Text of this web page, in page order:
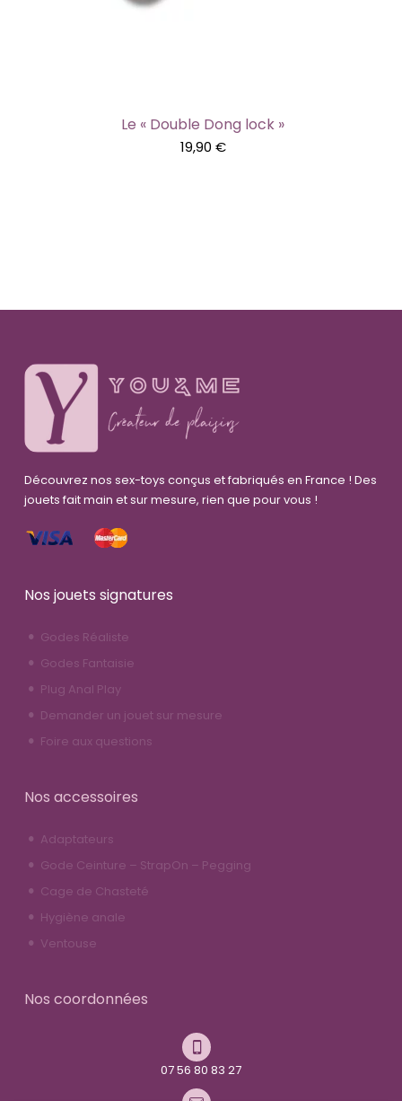
Le « Double Dong lock »
19,90 €
Découvrez nos sex-toys conçus et fabriqués en France ! Des
jouets fait main et sur mesure, rien que pour vous !
Nos jouets signatures
Godes Réaliste
Godes Fantaisie
Plug Anal Play
Demander un jouet sur mesure
Foire aux questions
Nos accessoires
Adaptateurs
Gode Ceinture – StrapOn – Pegging
Cage de Chasteté
Hygiène anale
Ventouse
Nos coordonnées
07 56 80 83 27